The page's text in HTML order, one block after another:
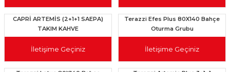
CAPRİ ARTEMİS (2+1+1 SAEPA)
TAKIM KAHVE
İletişime Geçiniz
Terazzi Efes Plus 80X140 Bahçe
Oturma Grubu
İletişime Geçiniz